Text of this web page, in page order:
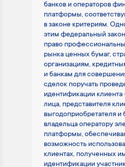
банков и операторов
платформы,
в законе критериям.
этим федеральный
право
рынка ценных бумаг,
организациям,
и банкам для
сделок поручать
идентификации
лица, представителя
выгодоприобретателя
владельца оператору
платформы,
возможность
клиентах, полученных
идентификации